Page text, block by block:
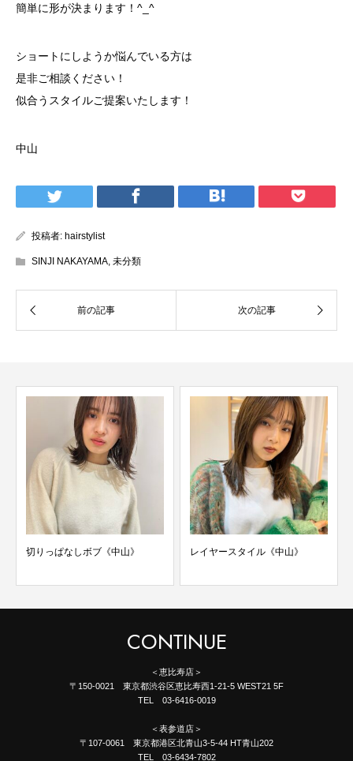
簡単に形が決まります！^_^
ショートにしようか悩んでいる方は
是非ご相談ください！
似合うスタイルご提案いたします！
中山
投稿者: hairstylist
SINJI NAKAYAMA 未分類
切りっぱなしボブ《中山》 レイヤースタイル《中山》
CONTINUE
＜恵比寿店＞
〒150-0021 東京都渋谷区恵比寿西1-21-5 WEST21 5F
TEL 03-6416-0019
＜表参道店＞
〒107-0061 東京都港区北青山3-5-44 HT青山202
TEL 03-6434-7802